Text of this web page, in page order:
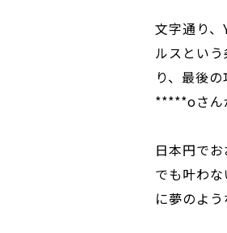
文字通り
ルスとい
り、最後
*****oさん
日本円で
でも叶わ
に夢のよ